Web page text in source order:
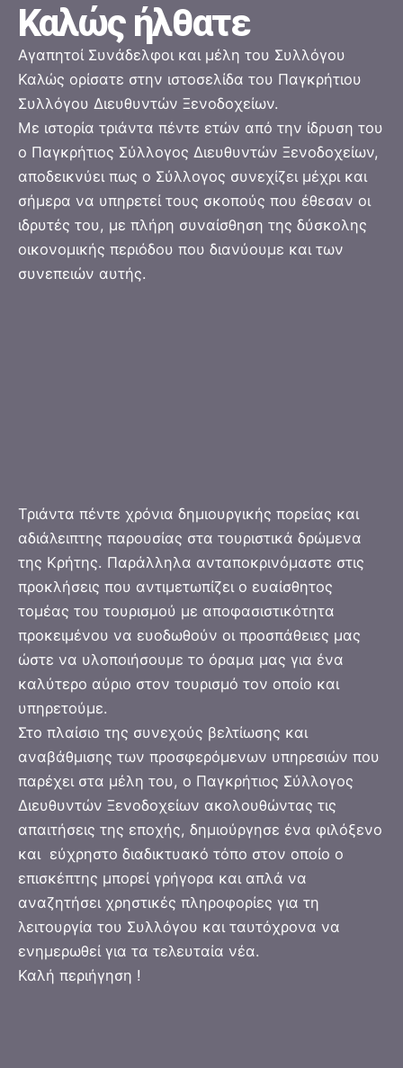
Καλώς ήλθατε
Αγαπητοί Συνάδελφοι και μέλη του Συλλόγου
Καλώς ορίσατε στην ιστοσελίδα του Παγκρήτιου
Συλλόγου Διευθυντών Ξενοδοχείων.
Με ιστορία τριάντα πέντε ετών από την ίδρυση του
ο Παγκρήτιος Σύλλογος Διευθυντών Ξενοδοχείων,
αποδεικνύει πως ο Σύλλογος συνεχίζει μέχρι και
σήμερα να υπηρετεί τους σκοπούς που έθεσαν οι
ιδρυτές του, με πλήρη συναίσθηση της δύσκολης
οικονομικής περιόδου που διανύουμε και των
συνεπειών αυτής.
Τριάντα πέντε χρόνια δημιουργικής πορείας και
αδιάλειπτης παρουσίας στα τουριστικά δρώμενα
της Κρήτης. Παράλληλα ανταποκρινόμαστε στις
προκλήσεις που αντιμετωπίζει ο ευαίσθητος
τομέας του τουρισμού με αποφασιστικότητα
προκειμένου να ευοδωθούν οι προσπάθειες μας
ώστε να υλοποιήσουμε το όραμα μας για ένα
καλύτερο αύριο στον τουρισμό τον οποίο και
υπηρετούμε.
Στο πλαίσιο της συνεχούς βελτίωσης και
αναβάθμισης των προσφερόμενων υπηρεσιών που
παρέχει στα μέλη του, ο Παγκρήτιος Σύλλογος
Διευθυντών Ξενοδοχείων ακολουθώντας τις
απαιτήσεις της εποχής, δημιούργησε ένα φιλόξενο
και εύχρηστο διαδικτυακό τόπο στον οποίο ο
επισκέπτης μπορεί γρήγορα και απλά να
αναζητήσει χρηστικές πληροφορίες για τη
λειτουργία του Συλλόγου και ταυτόχρονα να
ενημερωθεί για τα τελευταία νέα.
Καλή περιήγηση !